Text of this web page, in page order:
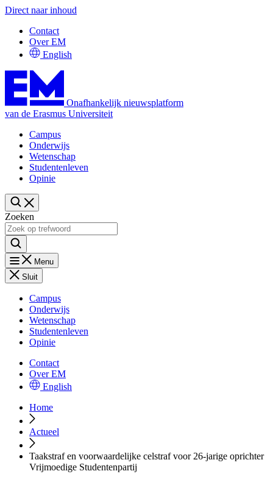
Direct naar inhoud
Contact
Over EM
English
Onafhankelijk nieuwsplatform
van de Erasmus Universiteit
Campus
Onderwijs
Wetenschap
Studentenleven
Opinie
Zoeken
Menu
Sluit
Campus
Onderwijs
Wetenschap
Studentenleven
Opinie
Contact
Over EM
English
Home
Actueel
Taakstraf en voorwaardelijke celstraf voor 26-jarige oprichter
Vrijmoedige Studentenpartij